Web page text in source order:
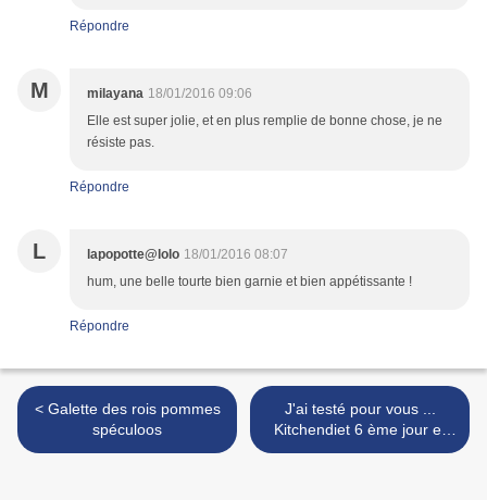
Répondre
M milayana 18/01/2016 09:06
Elle est super jolie, et en plus remplie de bonne chose, je ne
résiste pas.
Répondre
L lapopotte@lolo 18/01/2016 08:07
hum, une belle tourte bien garnie et bien appétissante !
Répondre
< Galette des rois pommes
spéculoos
J'ai testé pour vous ...
Kitchendiet 6 ème jour et
bilan >